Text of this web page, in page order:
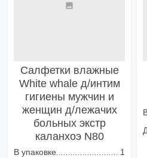
Салфетки влажные
White whale д/интим
гигиены мужчин и
женщин д/лежачих
больных экстр
каланхоэ N80
В упаковке
1